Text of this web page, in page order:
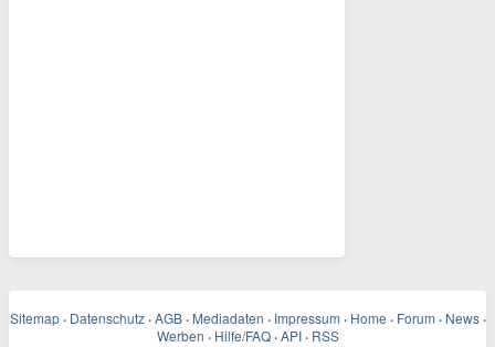
Sitemap · Datenschutz · AGB · Mediadaten · Impressum · Home · Forum · News ·
Werben · Hilfe/FAQ · API · RSS